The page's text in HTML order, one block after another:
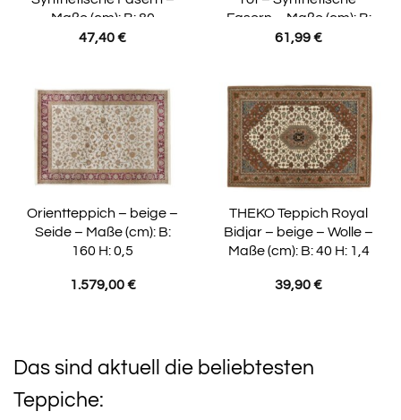
Maße (cm): B: 80
47,40€
Fasern – Maße (cm): B:
100 H: 2,5
61,99€
Orientteppich – beige –
Seide – Maße (cm): B:
160 H: 0,5
1.579,00€
THEKO Teppich Royal
Bidjar – beige – Wolle –
Maße (cm): B: 40 H: 1,4
39,90€
Das sind aktuell die beliebtesten
Teppiche: